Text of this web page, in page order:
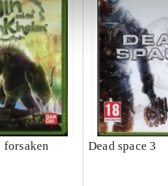
forsaken
Dead space 3